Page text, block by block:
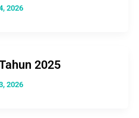
2026
2025
2026